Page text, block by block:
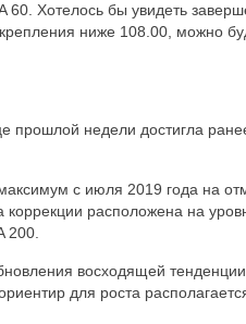
Хотелось бы увидеть
ниже 108.00, можно
недели достигла
с июля 2019 года на
коррекции расположена на
200.
восходящей тенденции
для роста